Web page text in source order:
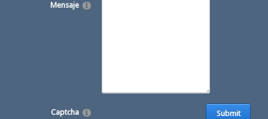
Mensaje
Captcha Submit